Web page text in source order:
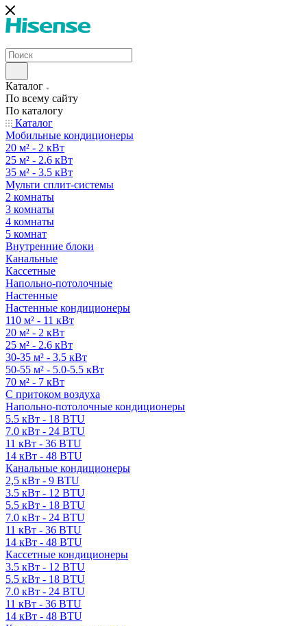
Каталог
По всему сайту
По каталогу
Каталог
Мобильные кондиционеры
20 м² - 2 кВт
25 м² - 2.6 кВт
35 м² - 3.5 кВт
Мульти сплит-системы
2 комнаты
3 комнаты
4 комнаты
5 комнат
Внутренние блоки
Канальные
Кассетные
Напольно-потолочные
Настенные
Настенные кондиционеры
110 м² - 11 кВт
20 м² - 2 кВт
25 м² - 2.6 кВт
30-35 м² - 3.5 кВт
50-55 м² - 5.0-5.5 кВт
70 м² - 7 кВт
С притоком воздуха
Напольно-потолочные кондиционеры
5.5 кВт - 18 BTU
7.0 кВт - 24 BTU
11 кВт - 36 BTU
14 кВт - 48 BTU
Канальные кондиционеры
2,5 кВт - 9 BTU
3.5 кВт - 12 BTU
5.5 кВт - 18 BTU
7.0 кВт - 24 BTU
11 кВт - 36 BTU
14 кВт - 48 BTU
Кассетные кондиционеры
3.5 кВт - 12 BTU
5.5 кВт - 18 BTU
7.0 кВт - 24 BTU
11 кВт - 36 BTU
14 кВт - 48 BTU